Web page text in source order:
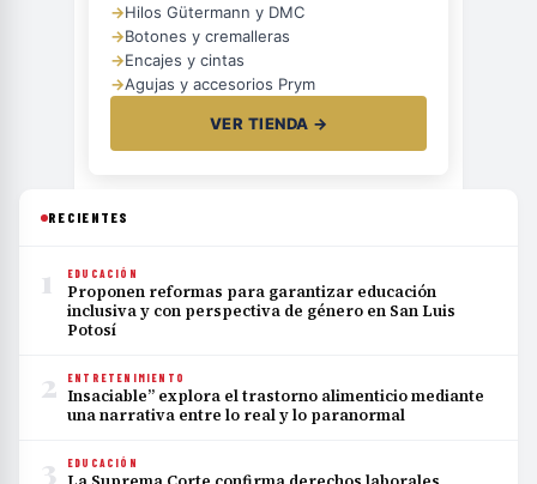
→Hilos Gütermann y DMC
→Botones y cremalleras
→Encajes y cintas
→Agujas y accesorios Prym
VER TIENDA →
RECIENTES
1 EDUCACIÓN
Proponen reformas para garantizar educación
inclusiva y con perspectiva de género en San Luis
Potosí
2 ENTRETENIMIENTO
Insaciable” explora el trastorno alimenticio mediante
una narrativa entre lo real y lo paranormal
3 EDUCACIÓN